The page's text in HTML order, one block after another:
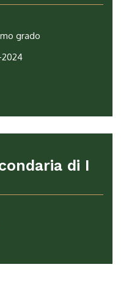
grado
2024
di I